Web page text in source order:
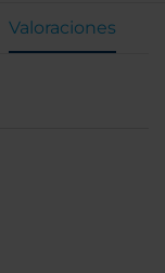
Valoraciones